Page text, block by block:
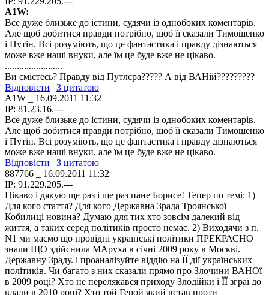
A1W:
Все дуже близьке до істини, судячи із однобоких коментарів.
Але щоб добитися правди потрібно, щоб її сказали Тимошенко
і Путін. Всі розуміють, що це фантастика і правду дізнаються
може вже наші внуки, але їм це буде вже не цікаво.
........................
Ви смієтесь? Правду від Путлєра????? А від ВАНій?????????
Відповісти | З цитатою
A1W _ 16.09.2011 11:32
IP: 81.23.16.---
Все дуже близьке до істини, судячи із однобоких коментарів.
Але щоб добитися правди потрібно, щоб її сказали Тимошенко
і Путін. Всі розуміють, що це фантастика і правду дізнаються
може вже наші внуки, але їм це буде вже не цікаво.
Відповісти | З цитатою
887766 _ 16.09.2011 11:32
IP: 91.229.205.---
Цікаво і дякую ще раз і ще раз пане Борисе! Тепер по темі: 1)
Для кого стаття? Для кого Державна Зрада Троянської
Кобилиці новина? Думаю для тих хто зовсім далекий від
життя, а таких серед політиків просто немає. 2) Виходячи з п.
N1 ми маємо що провідні українські політики ПРЕКРАСНО
знали ЩО здійснила МАруха в січні 2009 року в Москві.
Державну Зраду. і проаналізуйте віддію на ЇЇ дії українських
політиків. Чи багато з них сказали прямо про Злочини ВАНОї
в 2009 році? Хто не перелякався приходу Злодійки і ЇЇ зграї до
влади в 2010 році? Хто той Герой який встав проти